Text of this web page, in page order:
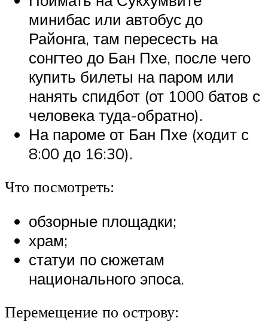
минибас или автобус до
Районга, там пересесть на
сонгтео до Бан Пхе, после чего
купить билеты на паром или
нанять спидбот (от 1000 батов с
человека туда-обратно).
На пароме от Бан Пхе (ходит с
8:00 до 16:30).
Что посмотреть:
обзорные площадки;
храм;
статуи по сюжетам
национального эпоса.
Перемещение по острову: